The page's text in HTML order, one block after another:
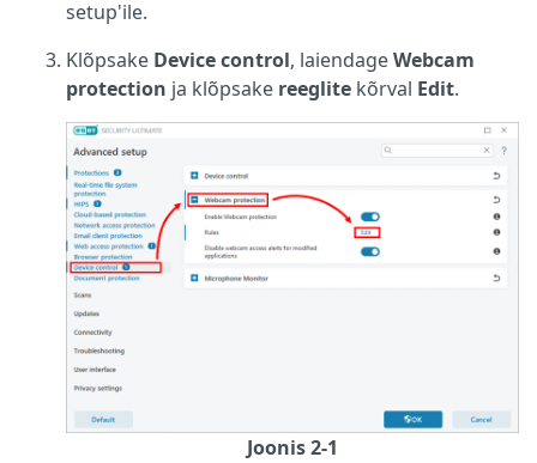
setup'ile.
Klõpsake Device control, laiendageWebcam
protection ja klõpsake reeglite kõrval Edit.
Joonis 2-1